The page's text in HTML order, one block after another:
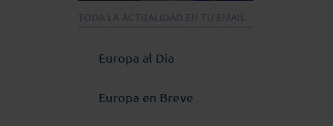
TODA LA ACTUALIDAD EN TU EMAIL
Europa al Día
Europa en Breve